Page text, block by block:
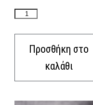
Προσθήκη στο
καλάθι